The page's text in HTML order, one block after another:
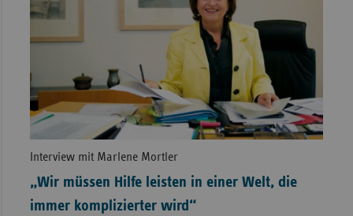
Interview mit Marlene Mortler
„Wir müssen Hilfe leisten in einer Welt, die
immer komplizierter wird“